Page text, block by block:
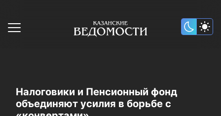
Налоговики и Пенсионный фонд
объединяют усилия в борьбе с